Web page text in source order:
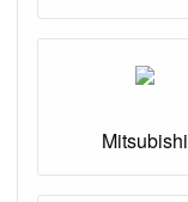
Mitsubishi